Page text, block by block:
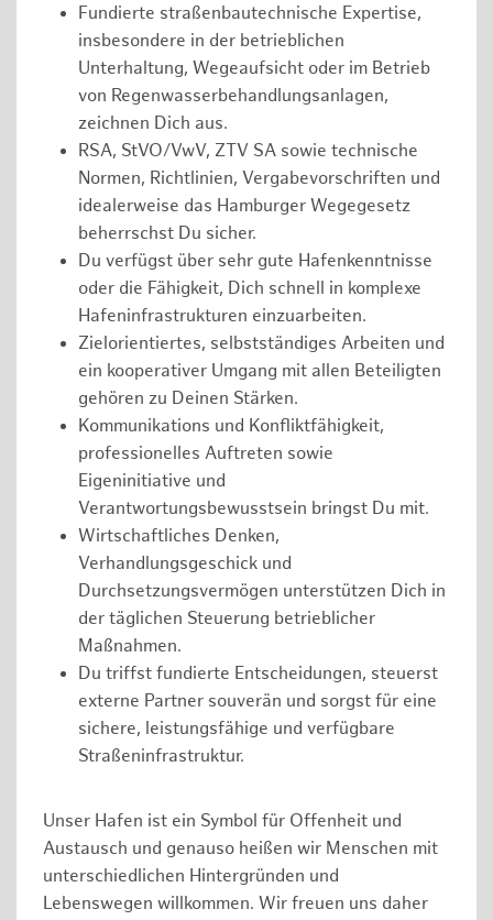
Fundierte straßenbautechnische Expertise,
insbesondere in der betrieblichen
Unterhaltung, Wegeaufsicht oder im Betrieb
von Regenwasserbehandlungsanlagen,
zeichnen Dich aus.
RSA, StVO/VwV, ZTV SA sowie technische
Normen, Richtlinien, Vergabevorschriften und
idealerweise das Hamburger Wegegesetz
beherrschst Du sicher.
Du verfügst über sehr gute Hafenkenntnisse
oder die Fähigkeit, Dich schnell in komplexe
Hafeninfrastrukturen einzuarbeiten.
Zielorientiertes, selbstständiges Arbeiten und
ein kooperativer Umgang mit allen Beteiligten
gehören zu Deinen Stärken.
Kommunikations und Konfliktfähigkeit,
professionelles Auftreten sowie
Eigeninitiative und
Verantwortungsbewusstsein bringst Du mit.
Wirtschaftliches Denken,
Verhandlungsgeschick und
Durchsetzungsvermögen unterstützen Dich in
der täglichen Steuerung betrieblicher
Maßnahmen.
Du triffst fundierte Entscheidungen, steuerst
externe Partner souverän und sorgst für eine
sichere, leistungsfähige und verfügbare
Straßeninfrastruktur.
Unser Hafen ist ein Symbol für Offenheit und
Austausch und genauso heißen wir Menschen mit
unterschiedlichen Hintergründen und
Lebenswegen willkommen. Wir freuen uns daher